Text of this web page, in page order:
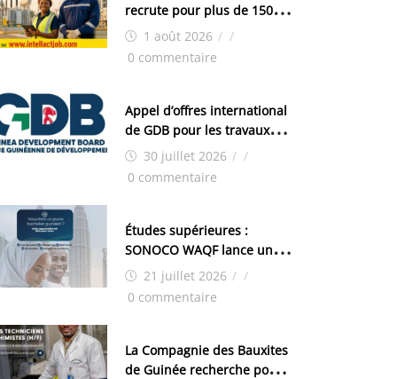
recrute pour plus de 150
postes1 août 2026 / /
0 commentaire
Appel d’offres international
de GDB pour les travaux
d’aménagement de la zone
industrielle de FANDJE
30 juillet 2026 / /
0 commentaire
Études supérieures :
SONOCO WAQF lance un
programme de bourses
pour la Malaisie
21 juillet 2026 / /
0 commentaire
La Compagnie des Bauxites
de Guinée recherche pour